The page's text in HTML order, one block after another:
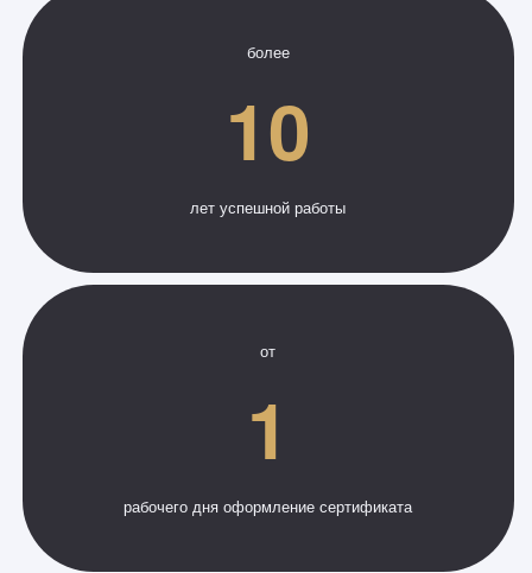
более
10
лет успешной работы
от
1
рабочего дня оформление сертификата